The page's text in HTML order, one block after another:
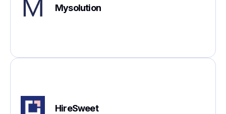
Mysolution
HireSweet